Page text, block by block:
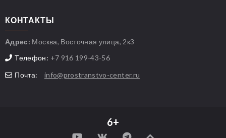
КОНТАКТЫ
Адрес: Москва, Восточная улица, 2к3
Телефон: +7 916 199-43-56
Почта:
info@prostranstvo-center.ru
6+